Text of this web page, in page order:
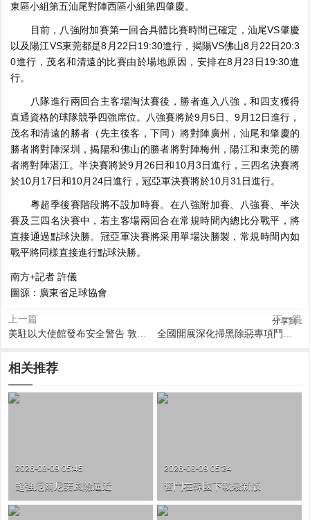
東區小組第五汕尾對陣西區小組第四肇慶。
目前，八強附加賽第一回合具體比賽時間已確定，汕尾VS肇慶
以及陽江VS東莞都是8月22日19:30進行，揭陽VS佛山8月22日20:3
0進行，茂名和清遠的比賽由於場地原因，安排在8月23日19:30進
行。
八隊進行兩回合主客場淘汰賽後，勝者進入八強，和四支獲得
直通資格的球隊競爭四強席位。八強賽將於9月5日、9月12日進行，
茂名和清遠的勝者（先主後客，下同）將對陣廣州，汕尾和肇慶的
勝者將對陣深圳，揭陽和佛山的勝者將對陣梅州，陽江和東莞的勝
者將對陣湛江。半決賽將於9月26日和10月3日進行，三四名決賽將
於10月17日和10月24日進行，冠亞軍決賽將於10月31日進行。
粵超季後賽階段將不設加時賽。在八強附加賽、八強賽、半決
賽及三四名決賽中，若主客場兩回合在常規時間內總比分戰平，將
直接通過點球決勝。冠亞軍決賽將采用單場決勝製，常規時間內如
戰平將同樣直接進行點球決勝。
南方+記者 許儀
圖源：廣東省足球協會
分享到：
上一篇
下一篇
相关推荐
2026-08-09 05:45
超強厄爾尼諾風險逼近
2026-08-09 05:24
奮鬥在韓國下載最新版